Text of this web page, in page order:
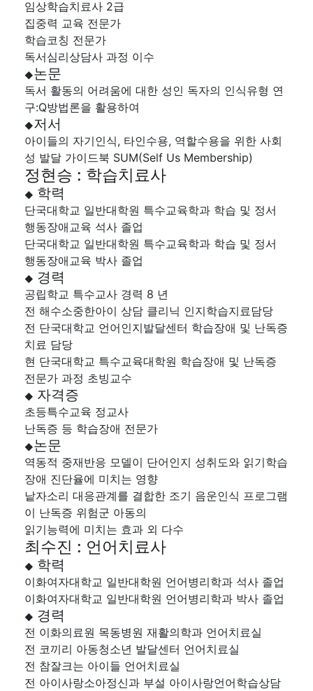
임상학습치료사 2급
집중력 교육 전문가
학습코칭 전문가
독서심리상담사 과정 이수
◆논문
독서 활동의 어려움에 대한 성인 독자의 인식유형 연
구:Q방법론을 활용하여
◆저서
아이들의 자기인식, 타인수용, 역할수용을 위한 사회
성 발달 가이드북 SUM(Self Us Membership)
정현승 : 학습치료사
◆ 학력
단국대학교 일반대학원 특수교육학과 학습 및 정서
행동장애교육 석사 졸업
단국대학교 일반대학원 특수교육학과 학습 및 정서
행동장애교육 박사 졸업
◆ 경력
공립학교 특수교사 경력 8 년
전 해수소중한아이 상담 클리닉 인지학습지료담당
전 단국대학교 언어인지발달센터 학습장애 및 난독증
치료 담당
현 단국대학교 특수교육대학원 학습장애 및 난독증
전문가 과정 초빙교수
◆ 자격증
초등특수교육 정교사
난독증 등 학습장애 전문가
◆논문
역동적 중재반응 모델이 단어인지 성취도와 읽기학습
장애 진단율에 미치는 영향
낱자소리 대응관계를 결합한 조기 음운인식 프로그램
이 난독증 위험군 아동의
읽기능력에 미치는 효과 외 다수
최수진 : 언어치료사
◆ 학력
이화여자대학교 일반대학원 언어병리학과 석사 졸업
이화여자대학교 일반대학원 언어병리학과 박사 졸업
◆ 경력
전 이화의료원 목동병원 재활의학과 언어치료실
전 코끼리 아동청소년 발달센터 언어치료실
전 참잘크는 아이들 언어치료실
전 아이사랑소아정신과 부설 아이사랑언어학습상담